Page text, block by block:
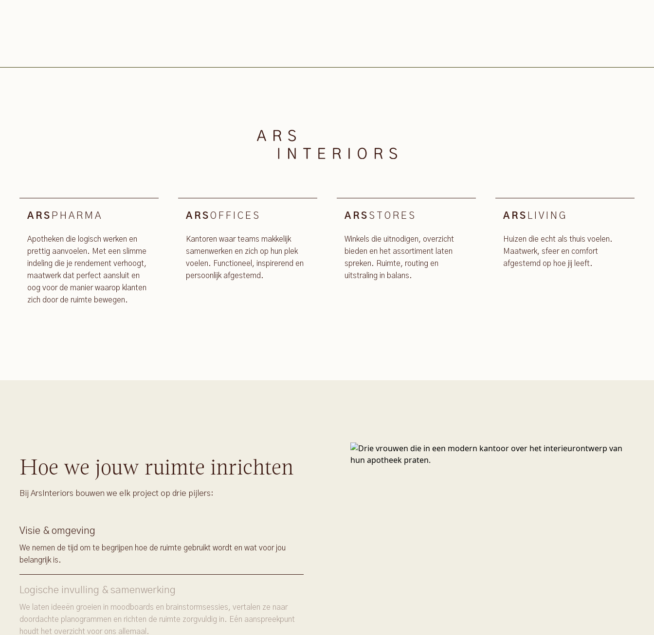
ARS PHARMA
Apotheken die logisch werken en
prettig aanvoelen. Met een slimme
indeling die je rendement verhoogt,
maatwerk dat perfect aansluit en
oog voor de manier waarop klanten
zich door de ruimte bewegen.
ARS OFFICES
Kantoren waar teams makkelijk
samenwerken en zich op hun plek
voelen. Functioneel, inspirerend en
persoonlijk afgestemd.
ARS STORES
Winkels die uitnodigen, overzicht
bieden en het assortiment laten
spreken. Ruimte, routing en
uitstraling in balans.
ARS LIVING
Huizen die echt als thuis voelen.
Maatwerk, sfeer en comfort
afgestemd op hoe jij leeft.
Hoe we jouw ruimte inrichten
Bij ArsInteriors bouwen we elk project op drie pijlers:
Visie & omgeving
We nemen de tijd om te begrijpen hoe de ruimte gebruikt wordt en wat voor jou
belangrijk is.
Logische invulling & samenwerking
We laten ideeën groeien in moodboards en brainstormsessies, vertalen ze naar
doordachte planogrammen en richten de ruimte zorgvuldig in. Eén aanspreekpunt
houdt het overzicht voor ons allemaal.